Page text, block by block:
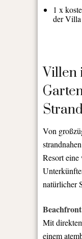
1 x
der Villa
Villen
Von
Resort
natürlicher
Mit
einem